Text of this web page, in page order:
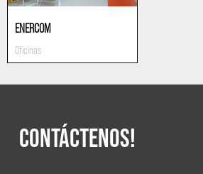
ENERCOM
Oficinas
CONTÁCTENOS!